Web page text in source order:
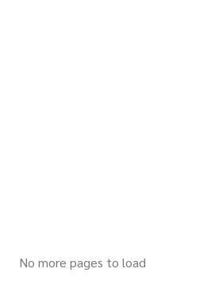
No more pages to load